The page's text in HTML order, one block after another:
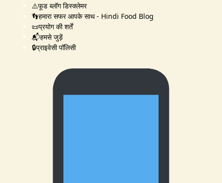
⚠️फूड ब्लॉग डिस्क्लेमर
👣हमारा सफर आपके साथ - Hindi Food Blog
📜प्रयोग की शर्तें
📬हमसे जुड़ें
🔒प्राइवेसी पॉलिसी